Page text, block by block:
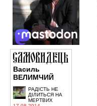
Василь
ВЕЛИМЧИЙ
РАДІСТЬ НЕ
ДІЛИТЬСЯ НА
МЕРТВИХ